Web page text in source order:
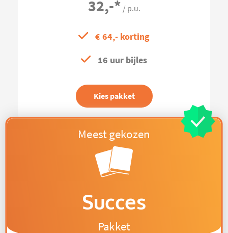
32,-* / p.u.
€ 64,- korting
16 uur bijles
Kies pakket
Succes
Pakket